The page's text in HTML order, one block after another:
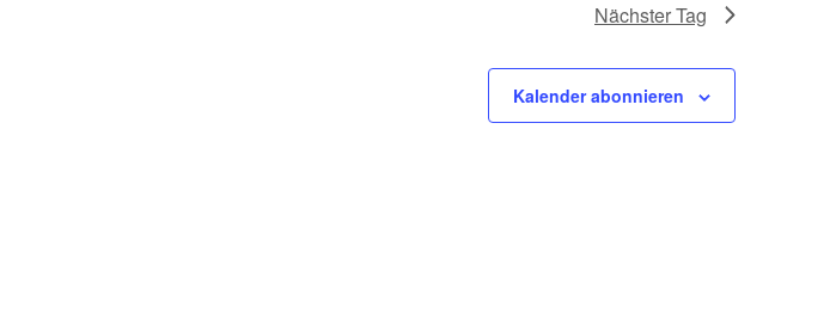
Nächster Tag
Kalender abonnieren